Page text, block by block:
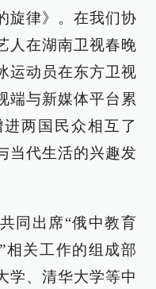
旋律》。在我们协
人在湖南卫视春晚
运动员在东方卫视
端与新媒体平台累
两国民众相互了
当代生活的兴趣发
同出席“俄中教育
相关工作的组成部
学、清华大学等中